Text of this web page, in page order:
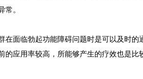
常。
在面临勃起功能障碍问题时是可以及时的
的应用率较高，所能够产生的疗效也是